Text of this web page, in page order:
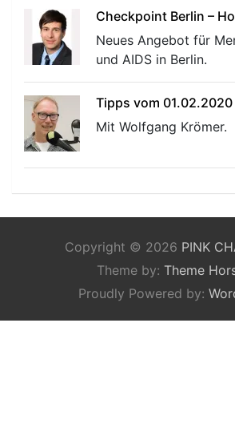
Checkpoint Berlin –
Neues Angebot für
und AIDS in Berlin.
Tipps vom 01.02.2020
Mit Wolfgang Krömer.
Copyright © 2026 PINK
Theme by: Theme
Proudly Powered by: